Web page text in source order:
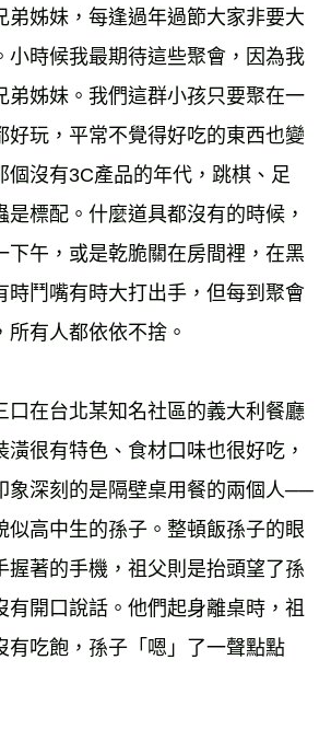
弟姊妹，每逢過年過節大家非要大
小時候我最期待這些聚會，因為我
弟姊妹。我們這群小孩只要聚在一
好玩，平常不覺得好吃的東西也變
個沒有3C產品的年代，跳棋、足
是標配。什麼道具都沒有的時候，
下午，或是乾脆關在房間裡，在黑
時鬥嘴有時大打出手，但每到聚會
所有人都依依不捨。
口在台北某知名社區的義大利餐廳
潢很有特色、食材口味也很好吃，
象深刻的是隔壁桌用餐的兩個人──
似高中生的孫子。整頓飯孫子的眼
握著的手機，祖父則是抬頭望了孫
有開口說話。他們起身離桌時，祖
有吃飽，孫子「嗯」了一聲點點